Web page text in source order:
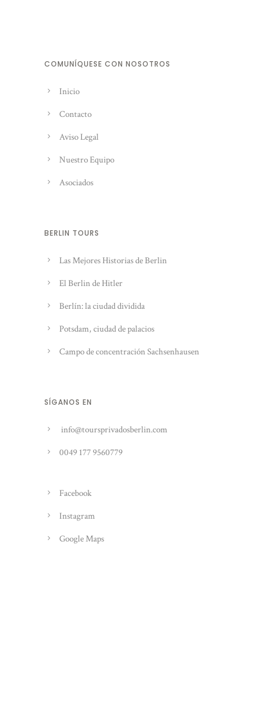
COMUNÍQUESE CON NOSOTROS
Inicio
Contacto
Aviso Legal
Nuestro Equipo
Asociados
BERLIN TOURS
Las Mejores Historias de Berlin
El Berlin de Hitler
Berlín: la ciudad dividida
Potsdam, ciudad de palacios
Campo de concentración Sachsenhausen
SÍGANOS EN
info@toursprivadosberlin.com
0049 177 9560779
Facebook
Instagram
Google Maps